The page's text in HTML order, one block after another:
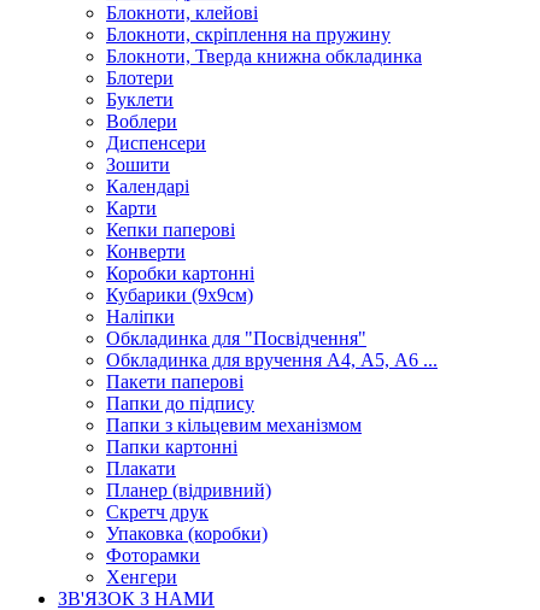
Блокноти, клейові
Блокноти, скріплення на пружину
Блокноти, Тверда книжна обкладинка
Блотери
Буклети
Воблери
Диспенсери
Зошити
Календарі
Карти
Кепки паперові
Конверти
Коробки картонні
Кубарики (9х9см)
Наліпки
Обкладинка для "Посвідчення"
Обкладинка для вручення А4, А5, А6 ...
Пакети паперові
Папки до підпису
Папки з кільцевим механізмом
Папки картонні
Плакати
Планер (відривний)
Скретч друк
Упаковка (коробки)
Фоторамки
Хенгери
ЗВ'ЯЗОК З НАМИ